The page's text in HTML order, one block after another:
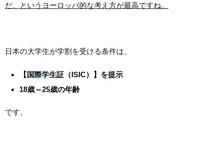
だ、というヨーロッパ的な考え方が最高ですね。
日本の大学生が学割を受ける条件は、
【国際学生証（ISIC）】を提示
18歳～25歳の年齢
です。